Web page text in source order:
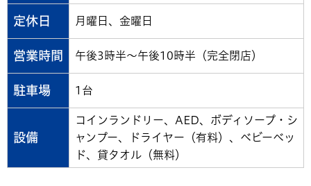
定休日 月曜日、金曜日
営業時間 午後3時半～午後10時半（完全閉店）
駐車場 1台
設備
コインランドリー、AED、ボディソープ・シ
ャンプー、ドライヤー（有料）、ベビーベッ
ド、貸タオル（無料）